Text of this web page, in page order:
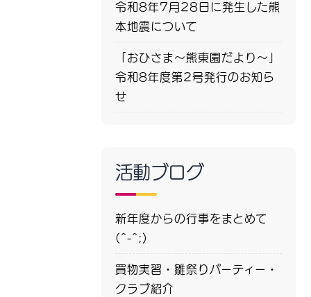
令和8年7月28日に発生した熊
本地震について
「おひさま～熊東園だより～」
令和8年度第2号発行のお知ら
せ
活動ブログ
新年度からの行事をまとめて
(^-^;)
買物実習・雛祭りパーティー・
クラブ紹介